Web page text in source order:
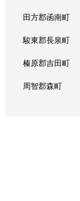
田方郡函南町
駿東郡長泉町
榛原郡吉田町
周智郡森町